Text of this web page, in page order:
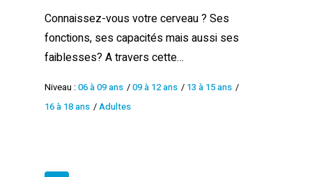
Connaissez-vous votre cerveau ? Ses
fonctions, ses capacités mais aussi ses
faiblesses? A travers cette…
Niveau :06 à 09 ans /09 à 12 ans / 13 à 15 ans /
16 à 18 ans /Adultes